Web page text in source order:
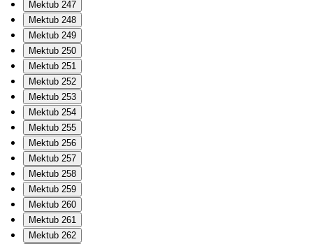
Mektub 247
Mektub 248
Mektub 249
Mektub 250
Mektub 251
Mektub 252
Mektub 253
Mektub 254
Mektub 255
Mektub 256
Mektub 257
Mektub 258
Mektub 259
Mektub 260
Mektub 261
Mektub 262